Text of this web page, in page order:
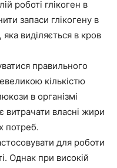
роботі глікоген в
запаси глікогену в
яка виділяється в кров
правильного
кількістю
в організмі
витрачати власні жири
потреб.
для роботи
Однак при високій